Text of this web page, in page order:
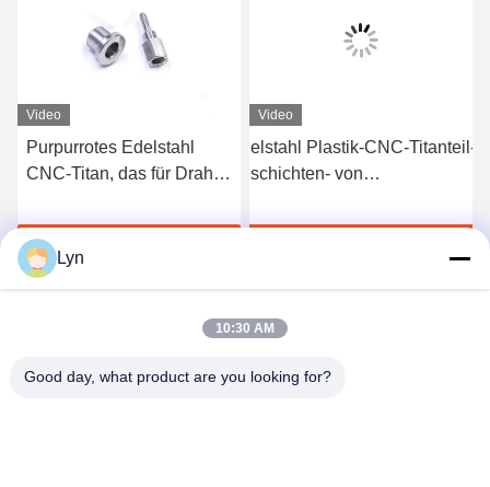
Video
Purpurrotes Edelstahl
CNC-Titan, das für Draht-
bearbeitet
Video
Edelstahl Plastik-CNC-Titanteil-
Beschichten- von
Lyn
10:30 AM
Good day, what product are you looking for?